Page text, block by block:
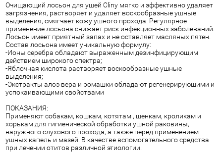
Очищающий лосьон для ушей Cliny мягко и эффективно удаляет
загрязнения, растворяет и удаляет воскообразные ушные
выделения, смягчает кожу ушного прохода. Регулярное
применение лосьона снижает риск инфекционных заболеваний.
Лосьон имеет приятный запах и не оставляет масляных пятен.
Состав лосьона имеет уникальную формулу:
-Ионы серебра обладают выраженным дезинфицирующим
действием широкого спектра;
-Яблочная кислота растворяет воскообразные ушные
выделения;
-Экстракты алоэ вера и ромашки обладают регенерирующими и
успокаивающими свойствами
ПОКАЗАНИЯ:
Применяют собакам, кошкам, котятам , щенкам, кроликам и
хорькам для гигиенической обработки ушной раковины,
наружного слухового прохода, а также перед применением
ушных капель и мазей. В качестве вспомогательного средства
при лечении отитов различной этиологии.